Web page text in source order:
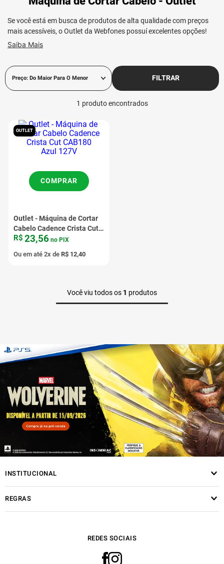
Se você está em busca de produtos de alta qualidade com preços
mais acessíveis, o Outlet da Webfones possuí excelentes opções!
Saiba Mais
Preço: Do Maior Para O Menor FILTRAR
1 produto
OUTLET
Outlet - Máquina de Cortar
Cabelo Cadence Crista Cut
CAB180 Azul 127V
R$ 23,56 no PIX
Ou em até 2x de R$ 12,40
COMPRAR
Você viu todos os 1 produtos
INSTITUCIONAL
REGRAS
REDES SOCIAIS